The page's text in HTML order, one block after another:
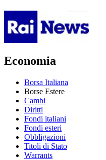
Economia
Borsa Italiana
Borse Estere
Cambi
Diritti
Fondi italiani
Fondi esteri
Obbligazioni
Titoli di Stato
Warrants